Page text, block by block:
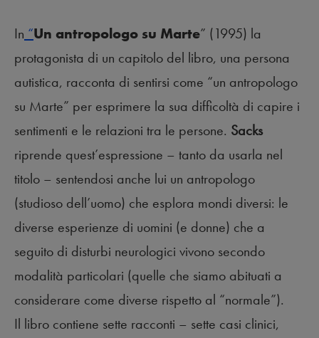
In “Un antropologo su Marte” (1995) la
protagonista di un capitolo del libro, una persona
autistica, racconta di sentirsi come “un antropologo
su Marte” per esprimere la sua difficoltà di capire i
sentimenti e le relazioni tra le persone. Sacks
riprende quest’espressione – tanto da usarla nel
titolo – sentendosi anche lui un antropologo
(studioso dell’uomo) che esplora mondi diversi: le
diverse esperienze di uomini (e donne) che a
seguito di disturbi neurologici vivono secondo
modalità particolari (quelle che siamo abituati a
considerare come diverse rispetto al “normale”).
Il libro contiene sette racconti – sette casi clinici,